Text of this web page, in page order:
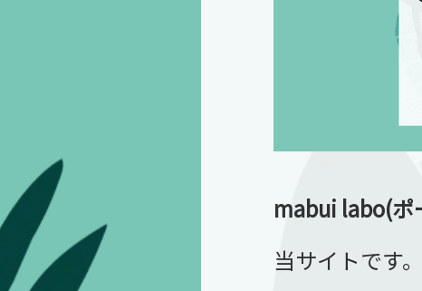
mabui labo(ポ
当サイトです